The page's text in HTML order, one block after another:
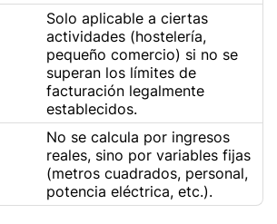
Solo aplicable a ciertas
actividades (hostelería,
pequeño comercio) si no se
superan los límites de
facturación legalmente
establecidos.
No se calcula por ingresos
reales, sino por variables fijas
(metros cuadrados, personal,
potencia eléctrica, etc.).